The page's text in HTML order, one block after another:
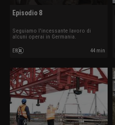
Episodio 8
Seguiamo l'incessante lavoro di
alcuni operai in Germania.
E8 44 min